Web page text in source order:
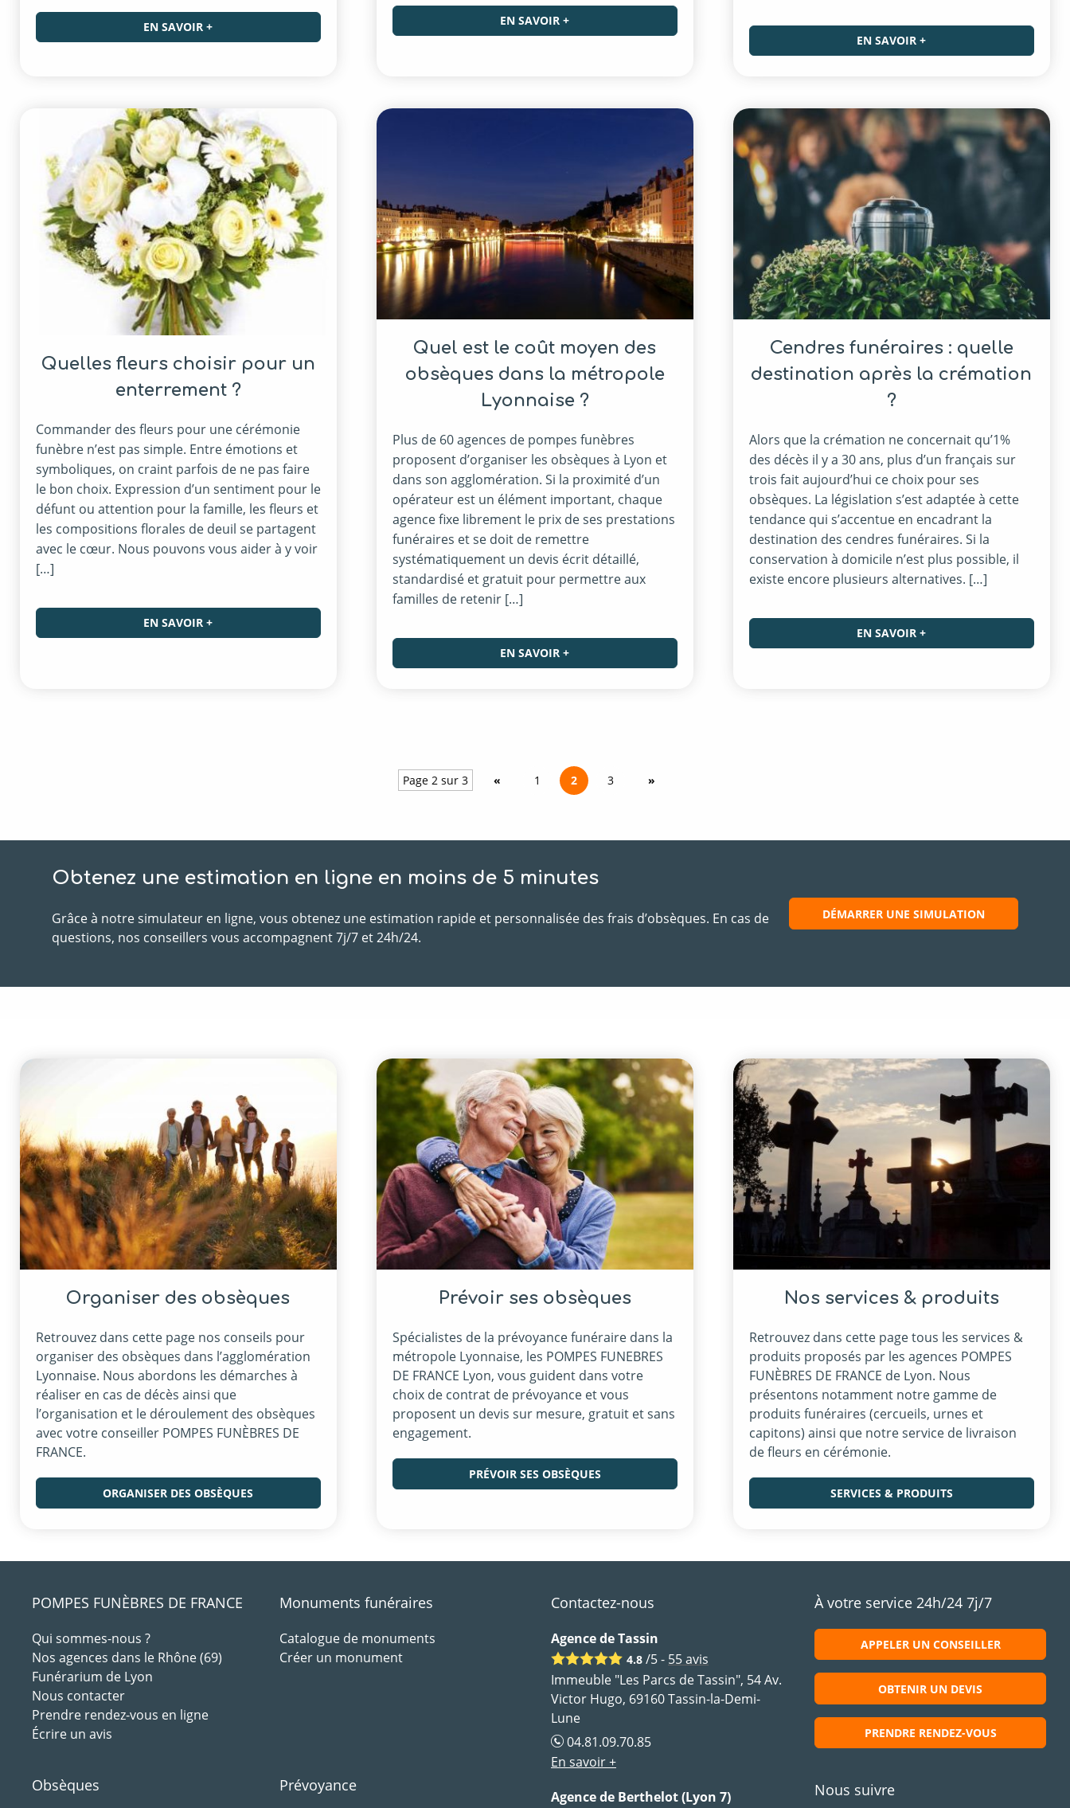
EN SAVOIR + EN SAVOIR +
EN SAVOIR +
Quelles fleurs choisir pour un
enterrement ?
Commander des fleurs pour une cérémonie
funèbre n’est pas simple. Entre émotions et
symboliques, on craint parfois de ne pas faire
le bon choix. Expression d’un sentiment pour le
défunt ou attention pour la famille, les fleurs et
les compositions florales de deuil se partagent
avec le cœur. Nous pouvons vous aider à y voir
[…]
EN SAVOIR +
Quel est le coût moyen des
obsèques dans la métropole
Lyonnaise ?
Plus de 60 agences de pompes funèbres
proposent d’organiser les obsèques à Lyon et
dans son agglomération. Si la proximité d’un
opérateur est un élément important, chaque
agence fixe librement le prix de ses prestations
funéraires et se doit de remettre
systématiquement un devis écrit détaillé,
standardisé et gratuit pour permettre aux
familles de retenir […]
EN SAVOIR +
Cendres funéraires : quelle
destination après la crémation
?
Alors que la crémation ne concernait qu’1%
des décès il y a 30 ans, plus d’un français sur
trois fait aujourd’hui ce choix pour ses
obsèques. La législation s’est adaptée à cette
tendance qui s’accentue en encadrant la
destination des cendres funéraires. Si la
conservation à domicile n’est plus possible, il
existe encore plusieurs alternatives. […]
EN SAVOIR +
Page 2 sur 3 « 1 2 3 »
Obtenez une estimation en ligne en moins de 5 minutes
Grâce à notre simulateur en ligne, vous obtenez une estimation rapide et personnalisée des frais d’obsèques. En cas de
questions, nos conseillers vous accompagnent 7j/7 et 24h/24.
DÉMARRER UNE SIMULATION
Organiser des obsèques
Retrouvez dans cette page nos conseils pour
organiser des obsèques dans l’agglomération
Lyonnaise. Nous abordons les démarches à
réaliser en cas de décès ainsi que
l’organisation et le déroulement des obsèques
avec votre conseiller POMPES FUNÈBRES DE
FRANCE.
ORGANISER DES OBSÈQUES
Prévoir ses obsèques
Spécialistes de la prévoyance funéraire dans la
métropole Lyonnaise, les POMPES FUNEBRES
DE FRANCE Lyon, vous guident dans votre
choix de contrat de prévoyance et vous
proposent un devis sur mesure, gratuit et sans
engagement.
PRÉVOIR SES OBSÈQUES
Nos services & produits
Retrouvez dans cette page tous les services &
produits proposés par les agences POMPES
FUNÈBRES DE FRANCE de Lyon. Nous
présentons notamment notre gamme de
produits funéraires (cercueils, urnes et
capitons) ainsi que notre service de livraison
de fleurs en cérémonie.
SERVICES & PRODUITS
POMPES FUNÈBRES DE FRANCE
Qui sommes-nous ?
Nos agences dans le Rhône (69)
Funérarium de Lyon
Nous contacter
Prendre rendez-vous en ligne
Écrire un avis
Monuments funéraires
Catalogue de monuments
Créer un monument
Obsèques Prévoyance
Contactez-nous
Agence de Tassin
4.8 /5 - 55avis
Immeuble "Les Parcs de Tassin", 54 Av.
Victor Hugo, 69160 Tassin-la-Demi-
Lune
04.81.09.70.85
En savoir +
Agence de Berthelot (Lyon 7)
À votre service 24h/24 7j/7
APPELER UN CONSEILLER
OBTENIR UN DEVIS
PRENDRE RENDEZ-VOUS
Nous suivre